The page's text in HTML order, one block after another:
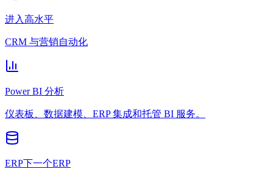
进入高水平
CRM 与营销自动化
Power BI 分析
仪表板、数据建模、ERP 集成和托管 BI 服务。
ERP下一个ERP